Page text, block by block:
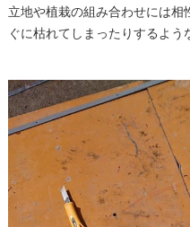
立地や植栽の組み合わせには
ぐに枯れてしまったりするよう